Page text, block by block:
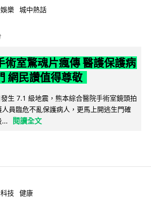
樂 城中熱話
術室驚魂片瘋傳 醫護保護病
網民讚值得尊敬
生 7.1 級地震，熊本綜合醫院手術室鏡頭拍
員臨危不亂保護病人，更馬上開逃生門確
...
閱讀全文
技 健康